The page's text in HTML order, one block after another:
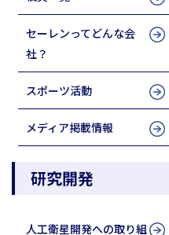
セーレンってどんな会
社？
スポーツ活動
メディア掲載情報
研究開発
人工衛星開発への取り組